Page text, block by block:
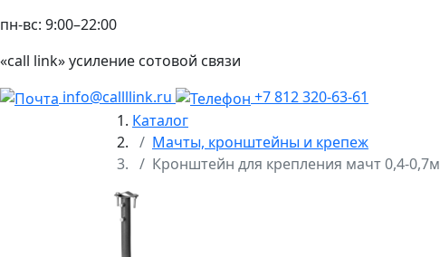
пн-вс: 9:00–22:00
«call link» усиление сотовой связи
info@callllink.ru
+7 812 320-63-61
Каталог
Мачты, кронштейны и крепеж
Кронштейн для крепления мачт 0,4-0,7м